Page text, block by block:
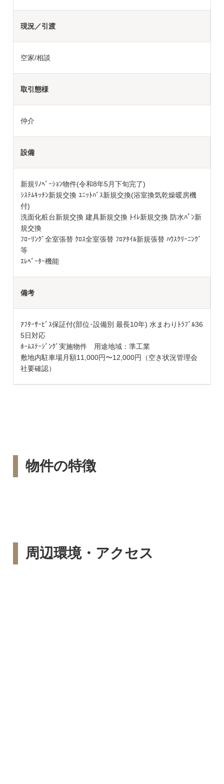
現況／引渡
空家/相談
取引態様
仲介
設備
新規ﾘﾉﾍﾞｰｼｮﾝ物件(令和8年5月下旬完了)
ｼｽﾃﾑｷｯﾁﾝ新規交換 ﾕﾆｯﾄﾊﾞｽ新規交換(浴室換気乾燥暖房機
付)
洗面化粧台新規交換 建具新規交換 ﾄｲﾚ新規交換 防水ﾊﾟﾝ新
規交換
ﾌﾛｰﾘﾝｸﾞ全室張替 ｸﾛｽ全室張替 ﾌﾛｱﾀｲﾙ新規張替 ﾊｳｽｸﾘｰﾆﾝｸﾞ
等
ｴﾚﾍﾞｰﾀｰ機能
備考
ｱﾌﾀｰｻｰﾋﾞｽ保証付(部位･設備別 最長10年) 水まわりﾄﾗﾌﾞﾙ36
5日対応
ﾎｰﾑｽﾃｰｼﾞﾝｸﾞ実施物件 用途地域：準工業
敷地内駐車場月額11,000円〜12,000円（空き状況管理会
社要確認）
物件の特徴
周辺環境・アクセス